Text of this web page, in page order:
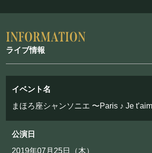
RESERVATION
予約・当日の流れ
FOOD&DRINK
フード&ドリンク
PRIVATE
貸切パーティー・ホールレンタル
ライブ情報
イベント名
まほろ座シャンソニエ 〜Paris ♪ Je
公演日
2019年07月25日（木）